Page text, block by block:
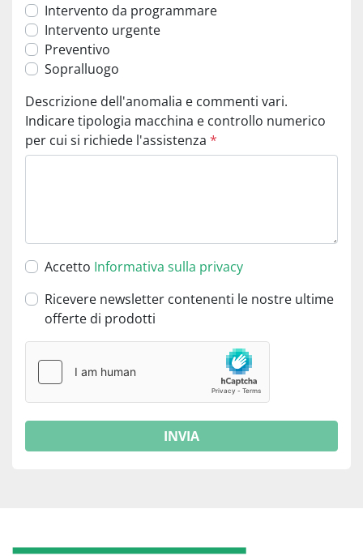
Intervento da programmare
Intervento urgente
Preventivo
Sopralluogo
Descrizione dell'anomalia e commenti vari.
Indicare tipologia macchina e controllo numerico
per cui si richiede l'assistenza *
Accetto Informativa sulla privacy
Ricevere newsletter contenenti le nostre ultime
offerte di prodotti
INVIA